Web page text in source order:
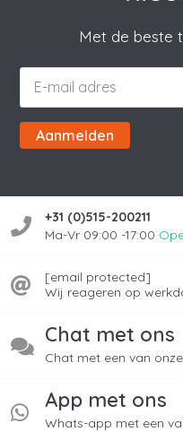
Met de beste
Aanmelden
+31 (0)515-200211
Ma-Vr 09:00 -17:00
[email protected]
Wij reageren op
Chat met ons
Chat met een van
App met ons
Whats-app met een